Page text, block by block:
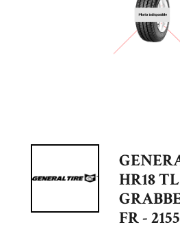
HR18
FR -